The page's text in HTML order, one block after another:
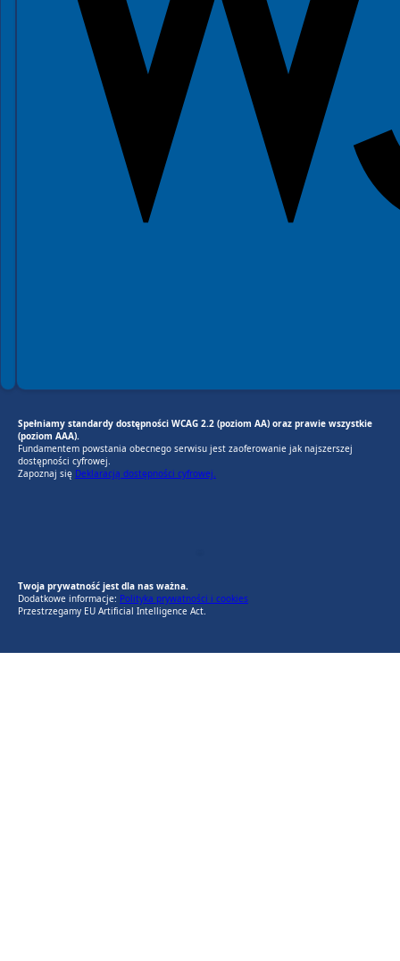
Spełniamy standardy dostępności WCAG 2.2 (poziom AA) oraz prawie wszystkie
(poziom AAA).
Fundamentem powstania obecnego serwisu jest zaoferowanie jak najszerszej
dostępności cyfrowej.
Zapoznaj się Deklaracją dostępności cyfrowej.
Twoja prywatność jest dla nas ważna.
Dodatkowe informacje: Polityka prywatności i cookies
Przestrzegamy EU Artificial Intelligence Act.